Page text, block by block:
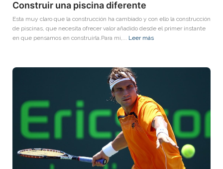
Construir una piscina diferente
Esta muy claro que la construcción ha cambiado y con ello la construcción
de piscinas, que necesita ofrecer valor añadido desde el primer instante
en que pensamos en construirla.Para mi,... Leer más